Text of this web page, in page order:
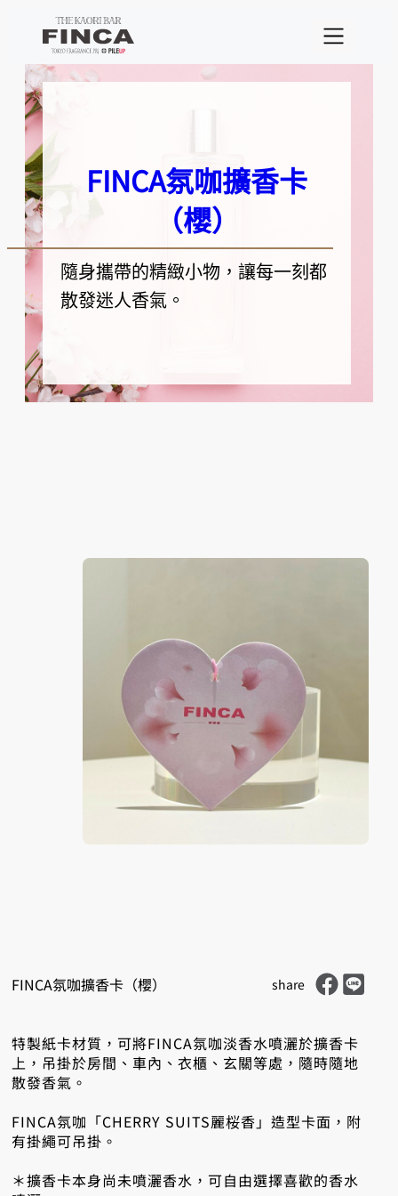
FINCA氛咖擴香卡
（櫻）
隨身攜帶的精緻小物，讓每一刻都
散發迷人香氣。
FINCA氛咖擴香卡（櫻） share Share on
Share on LINE
特製紙卡材質，可將FINCA氛咖淡香水噴灑於擴香卡
上，吊掛於房間、車內、衣櫃、玄關等處，隨時隨地
散發香氣。
FINCA氛咖「CHERRY SUITS麗桜香」造型卡面，附
有掛繩可吊掛。
＊擴香卡本身尚未噴灑香水，可自由選擇喜歡的香水